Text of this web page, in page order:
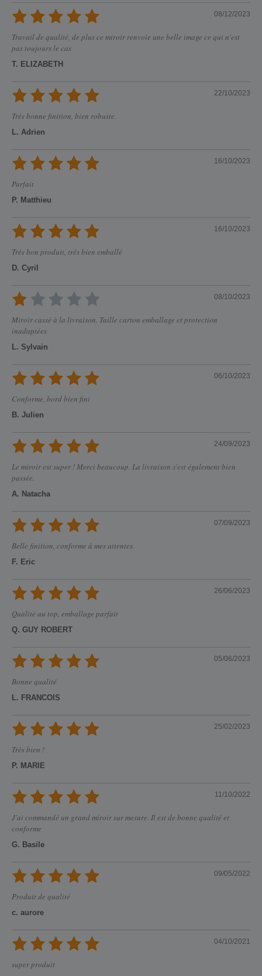
08/12/2023
Travail de qualité, de plus ce miroir renvoie une belle image ce qui n'est
pas toujours le cas
T. ELIZABETH
22/10/2023
Très bonne finition, bien robuste.
L. Adrien
16/10/2023
Parfait
P. Matthieu
16/10/2023
Très bon produit, très bien emballé
D. Cyril
08/10/2023
Miroir cassé à la livraison. Taille carton emballage et protection
inadaptées
L. Sylvain
06/10/2023
Conforme, bord bien fini
B. Julien
24/09/2023
Le miroir est super ! Merci beaucoup. La livraison s'est également bien
passée.
A. Natacha
07/09/2023
Belle finition, conforme à mes attentes.
F. Eric
26/06/2023
Qualité au top, emballage parfait
Q. GUY ROBERT
05/06/2023
Bonne qualité
L. FRANCOIS
25/02/2023
Très bien !
P. MARIE
11/10/2022
J'ai commandé un grand miroir sur mesure. Il est de bonne qualité et
conforme
G. Basile
09/05/2022
Produit de qualité
c. aurore
04/10/2021
super produit